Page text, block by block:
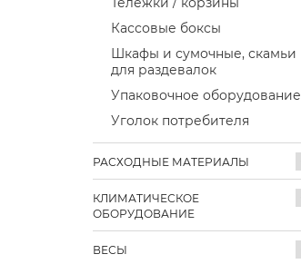
Кассовые боксы
Шкафы и сумочные, скамьи
для раздевалок
Упаковочное оборудование
Уголок потребителя
РАСХОДНЫЕ МАТЕРИАЛЫ
КЛИМАТИЧЕСКОЕ
ОБОРУДОВАНИЕ
ВЕСЫ